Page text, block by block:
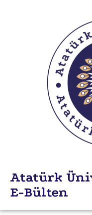
Atatürk
E-Bülten